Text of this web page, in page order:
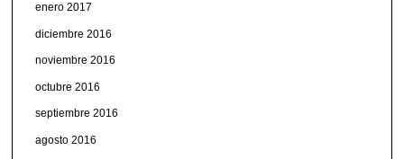
enero 2017
diciembre 2016
noviembre 2016
octubre 2016
septiembre 2016
agosto 2016